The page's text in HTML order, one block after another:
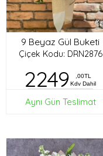
9 Beyaz Gül Buketi
Çiçek Kodu: DRN2876
2249
,00TL
Kdv Dahil
Aynı Gün Teslimat